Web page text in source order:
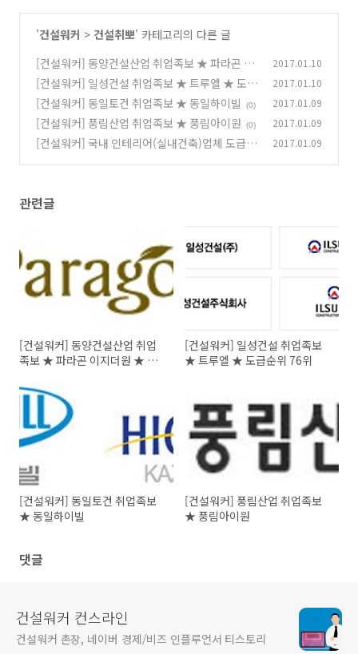
'건설워커 > 건설취뽀' 카테고리의 다른 글
[건설워커] 동양건설산업 취업족보 ★ 파라곤 이
지더원 ★ 건설명가 재건박차
(0)
2017.01.10
[건설워커] 일성건설 취업족보 ★ 트루엘 ★ 도급
순위 76위
(0)
2017.01.10
[건설워커] 동일토건 취업족보 ★ 동일하이빌 (0) 2017.01.09
[건설워커] 풍림산업 취업족보 ★ 풍림아이원 (0) 2017.01.09
[건설워커] 국내 인테리어(실내건축)업체 도급순
2017.01.09
관련글
[건설워커] 동양건설산업 취업
족보 ★ 파라곤 이지더원 ★ 건
[건설워커] 일성건설 취업족보
★ 트루엘 ★ 도급순위 76위
[건설워커] 동일토건 취업족보
★ 동일하이빌
[건설워커] 풍림산업 취업족보
★ 풍림아이원
댓글
건설워커 컨스라인
건설워커 촌장, 네이버 경제/비즈 인플루언서 티스토리